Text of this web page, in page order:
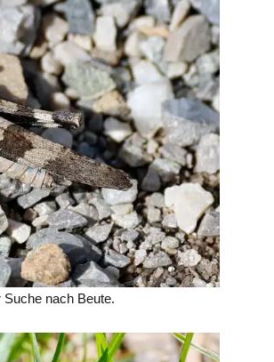
Suche nach Beute.